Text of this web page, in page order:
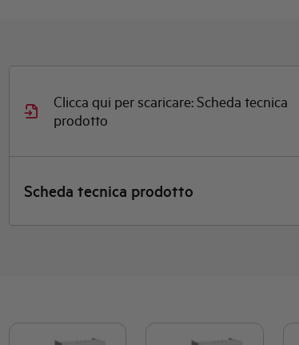
Clicca qui per scaricare: Scheda tecnica
prodotto
Scheda tecnica prodotto